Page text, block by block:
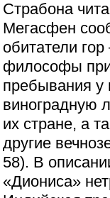
Страбона
Мегасфен
обитатели
философы
пребывания у
виноградную
их стране, а
другие
58). В
«Диониса»